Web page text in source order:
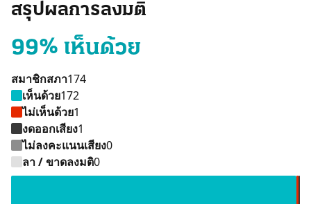
สรุปผลการลงมติ
99% เห็นด้วย
สมาชิกสภา174
เห็นด้วย172
ไม่เห็นด้วย1
งดออกเสียง1
ไม่ลงคะแนนเสียง0
ลา / ขาดลงมติ0